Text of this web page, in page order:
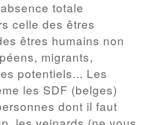
totale
celle des êtres
êtres humains non
migrants,
potentiels... Les
les SDF (belges)
dont il faut